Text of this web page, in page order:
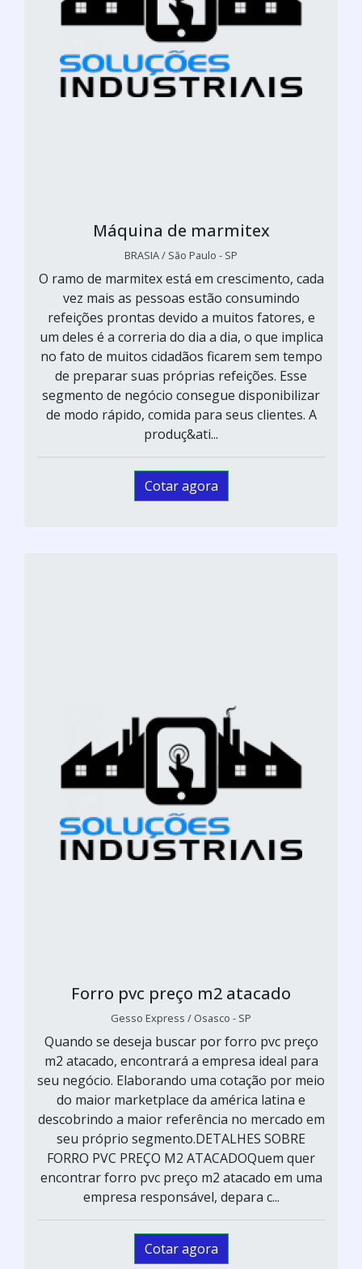
Máquina de marmitex
BRASIA / São Paulo - SP
O ramo de marmitex está em crescimento, cada
vez mais as pessoas estão consumindo
refeições prontas devido a muitos fatores, e
um deles é a correria do dia a dia, o que implica
no fato de muitos cidadãos ficarem sem tempo
de preparar suas próprias refeições. Esse
segmento de negócio consegue disponibilizar
de modo rápido, comida para seus clientes. A
produç&ati...
Cotar agora
Forro pvc preço m2 atacado
Gesso Express / Osasco - SP
Quando se deseja buscar por forro pvc preço
m2 atacado, encontrará a empresa ideal para
seu negócio. Elaborando uma cotação por meio
do maior marketplace da américa latina e
descobrindo a maior referência no mercado em
seu próprio segmento.DETALHES SOBRE
FORRO PVC PREÇO M2 ATACADOQuem quer
encontrar forro pvc preço m2 atacado em uma
empresa responsável, depara c...
Cotar agora